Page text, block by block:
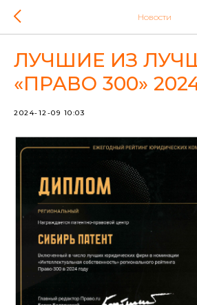
Новости
ЛУЧШИЕ ИЗ
«ПРАВО 300»
2024-12-09 10:03